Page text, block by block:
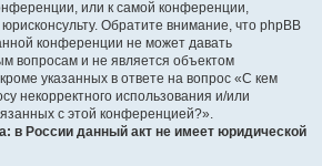
или к самой конференции,
Обратите внимание, что phpBB
конференции не может давать
вопросам и не является объектом
указанных в ответе на вопрос «С кем
некорректного использования и/или
с этой конференцией?».
в России данный акт не имеет юридической